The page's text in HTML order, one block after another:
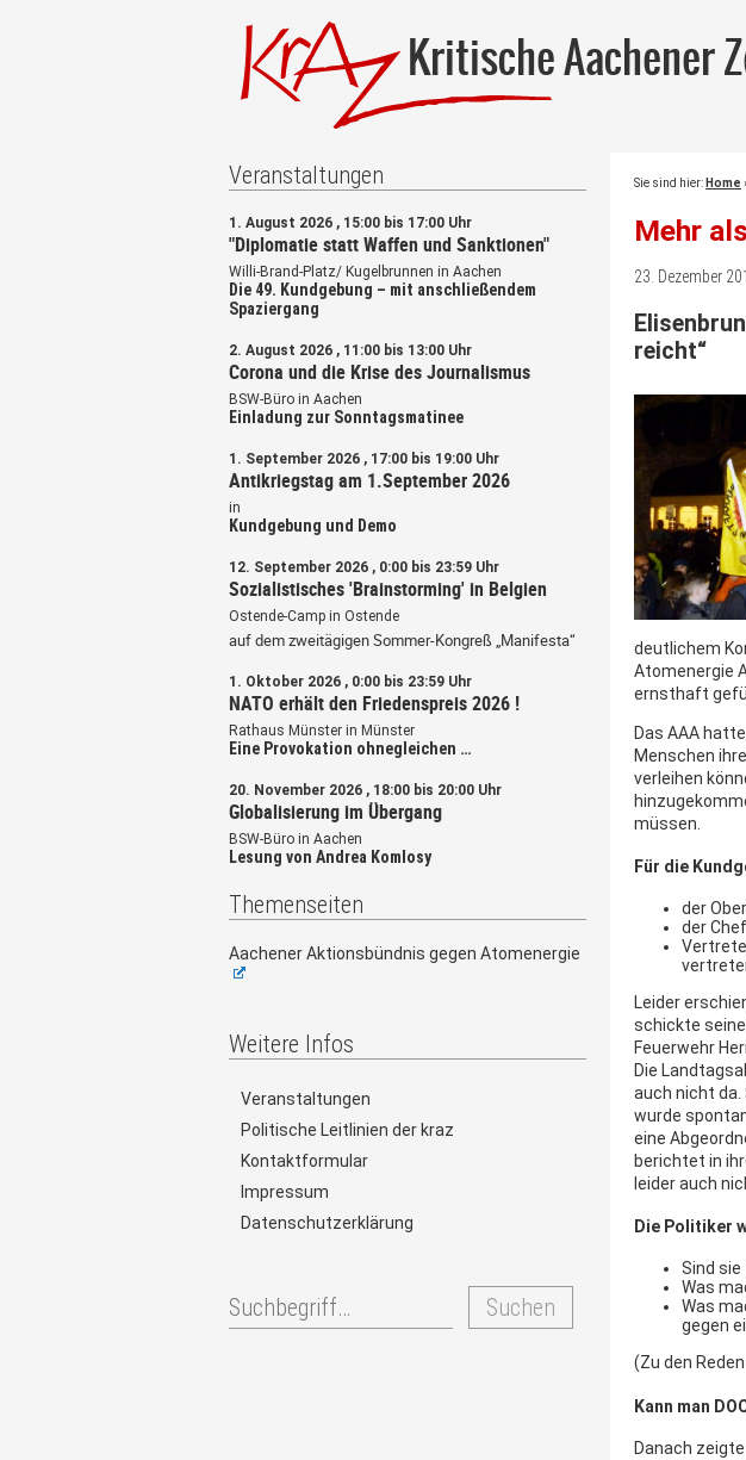
Kritische Aachener
Sie sind hier: Home
Mehr
23. Dezember
reicht“
deutlichem
Atomenergie
ernsthaft
Das AAA
Menschen
verleihen
müssen.
Für die
der
der
Leider
schickte
Feuerwehr
Die
auch nicht
wurde
eine
berichtet in
leider auch
Die Politiker
Sind
Was
Was
gegen
(Zu den
Kann man
Danach
Veranstaltungen
1. August 2026 , 15:00 bis 17:00 Uhr
"Diplomatie statt Waffen und Sanktionen"
Willi-Brand-Platz/ Kugelbrunnen in Aachen
Die 49. Kundgebung – mit anschließendem
Spaziergang
2. August 2026 , 11:00 bis 13:00 Uhr
Corona und die Krise des Journalismus
BSW-Büro in Aachen
Einladung zur Sonntagsmatinee
1. September 2026 , 17:00 bis 19:00 Uhr
Antikriegstag am 1.September 2026
in
Kundgebung und Demo
12. September 2026 , 0:00 bis 23:59 Uhr
Sozialistisches 'Brainstorming' in Belgien
Ostende-Camp in Ostende
auf dem zweitägigen Sommer-Kongreß „Manifesta“
1. Oktober 2026 , 0:00 bis 23:59 Uhr
NATO erhält den Friedenspreis 2026 !
Rathaus Münster in Münster
Eine Provokation ohnegleichen …
20. November 2026 , 18:00 bis 20:00 Uhr
Globalisierung im Übergang
BSW-Büro in Aachen
Lesung von Andrea Komlosy
Themenseiten
Aachener Aktionsbündnis gegen Atomenergie
Weitere Infos
Veranstaltungen
Politische Leitlinien der kraz
Kontaktformular
Impressum
Datenschutzerklärung
Suchen